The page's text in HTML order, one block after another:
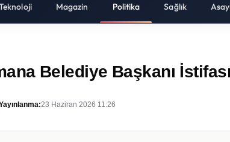
Magazin Politika Sağlık
Belediye Başkanı
23 Haziran 2026 11:26